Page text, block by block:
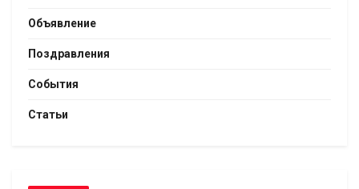
Объявление
Поздравления
События
Статьи